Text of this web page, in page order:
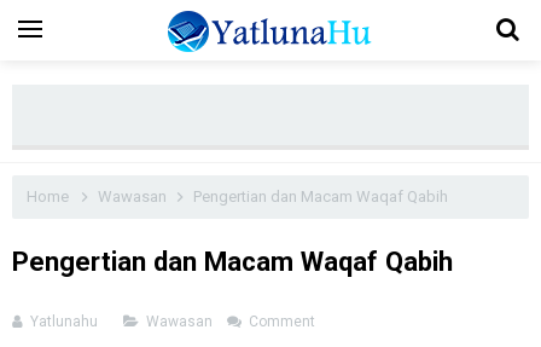
Home Wawasan Pengertian dan Macam Waqaf Qabih
Pengertian dan Macam Waqaf Qabih
Yatlunahu Wawasan Comment